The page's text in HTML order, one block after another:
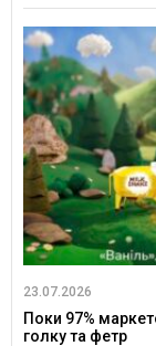
23.07.2026
Поки 97%
голку та фетр